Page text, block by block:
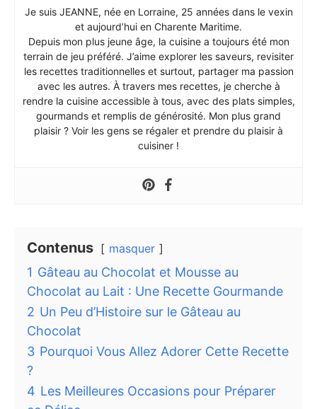
Je suis JEANNE, née en Lorraine, 25 années dans le vexin
et aujourd’hui en Charente Maritime.
Depuis mon plus jeune âge, la cuisine a toujours été mon
terrain de jeu préféré. J’aime explorer les saveurs, revisiter
les recettes traditionnelles et surtout, partager ma passion
avec les autres. À travers mes recettes, je cherche à
rendre la cuisine accessible à tous, avec des plats simples,
gourmands et remplis de générosité. Mon plus grand
plaisir ? Voir les gens se régaler et prendre du plaisir à
cuisiner !
Contenus masquer
1 Gâteau au Chocolat et Mousse au
Chocolat au Lait : Une Recette Gourmande
2 Un Peu d’Histoire sur le Gâteau au
Chocolat
3 Pourquoi Vous Allez Adorer Cette Recette
?
4 Les Meilleures Occasions pour Préparer